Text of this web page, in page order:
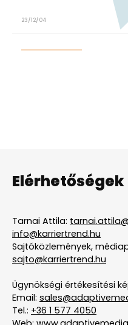
23/12/04
Elérhetőségek
Tarnai Attila:
info@karriertrend.hu
Sajtóközlemények,
sajto@karriertrend.hu
Ügynökségi értékesítési
Email:
Tel.: +36 1 577 4050